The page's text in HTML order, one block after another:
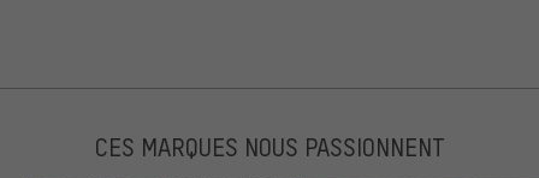
CES MARQUES NOUS PASSIONNENT